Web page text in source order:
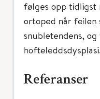
følges opp tidligst
ortoped når
snubletendens,
Referanser